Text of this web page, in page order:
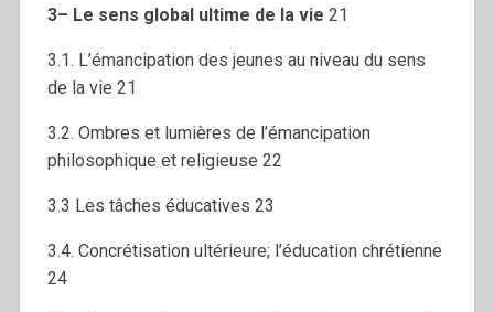
3– Le sens global ultime de a vie 21
3.1. L’émancipation des jeunes au niveau du sens
de la vie 21
3.2. Ombres et lumières de l’émancipation
philosophique et religieuse 22
3.3 Les tâches éducatives 23
3.4. Concrétisation ultérieure; l’éducation chrétienne
24